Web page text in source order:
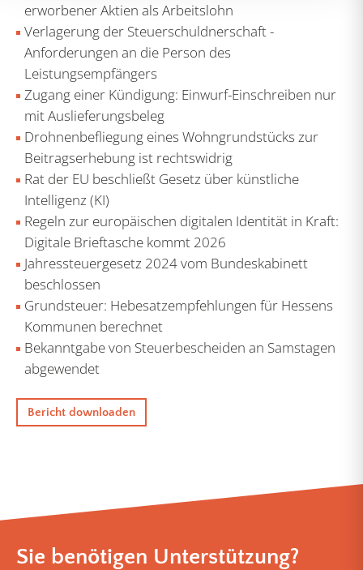
erworbener Aktien als Arbeitslohn
Verlagerung der Steuerschuldnerschaft -
Anforderungen an die Person des
Leistungsempfängers
Zugang einer Kündigung: Einwurf-Einschreiben nur
mit Auslieferungsbeleg
Drohnenbefliegung eines Wohngrundstücks zur
Beitragserhebung ist rechtswidrig
Rat der EU beschließt Gesetz über künstliche
Intelligenz (KI)
Regeln zur europäischen digitalen Identität in Kraft:
Digitale Brieftasche kommt 2026
Jahressteuergesetz 2024 vom Bundeskabinett
beschlossen
Grundsteuer: Hebesatzempfehlungen für Hessens
Kommunen berechnet
Bekanntgabe von Steuerbescheiden an Samstagen
abgewendet
Bericht downloaden
Sie benötigen Unterstützung?